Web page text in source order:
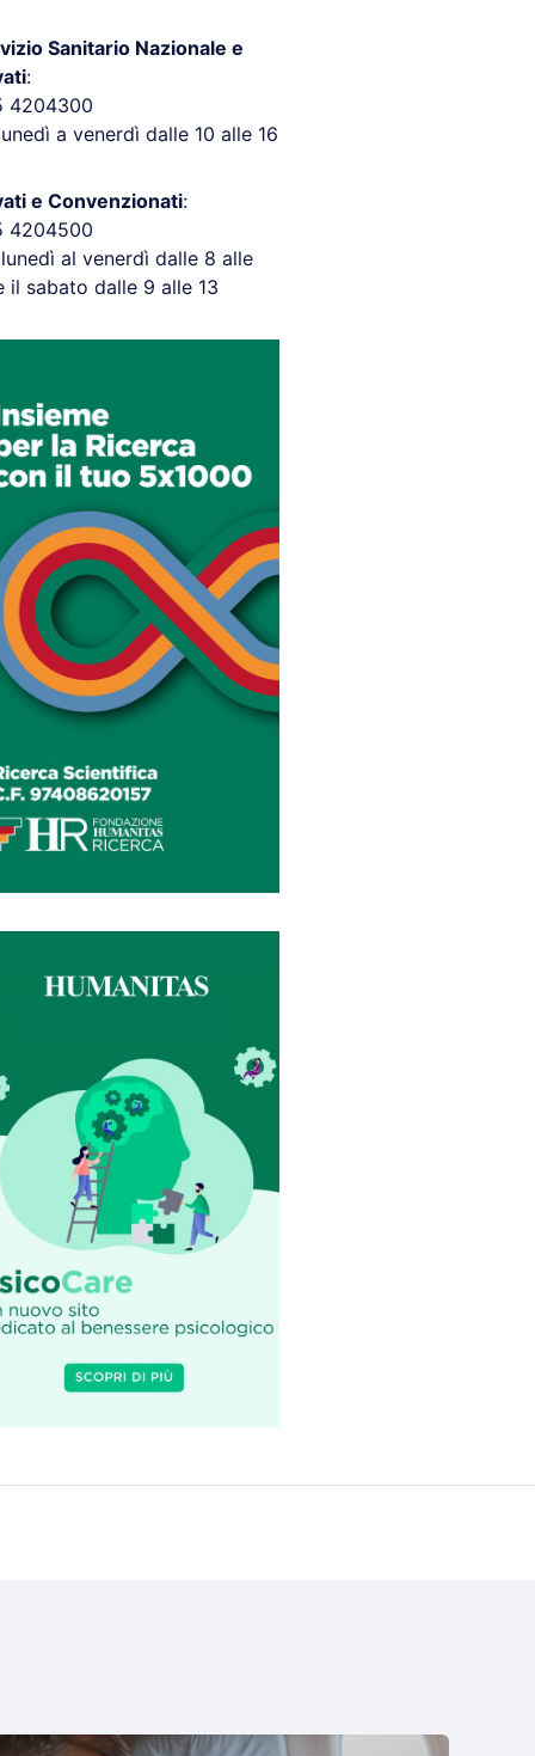
Sanitario Nazionale e
:
4204300
a venerdì dalle 10 alle 16
e Convenzionati:
4204500
al venerdì dalle 8 alle
il sabato dalle 9 alle 13